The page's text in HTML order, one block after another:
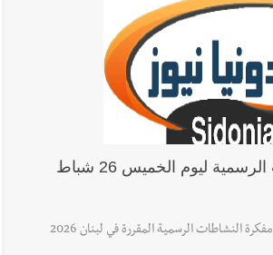
مفكرة النشاطات الرسمية ليوم الخميس 26 شباط
مفكرة النشاطات الرسمية المقررة في لبنان 2026